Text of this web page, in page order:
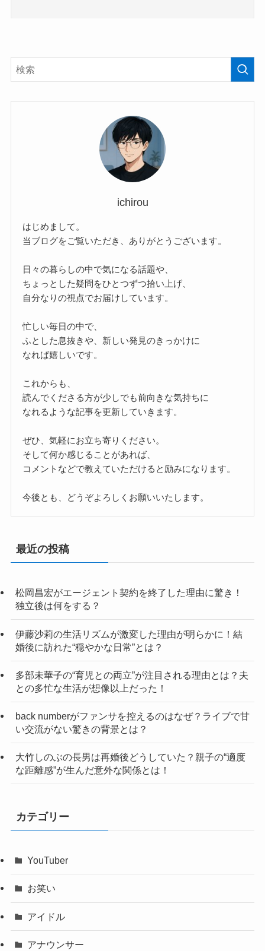
ichirou
はじめまして。
当ブログをご覧いただき、ありがとうございます。
日々の暮らしの中で気になる話題や、
ちょっとした疑問をひとつずつ拾い上げ、
自分なりの視点でお届けしています。
忙しい毎日の中で、
ふとした息抜きや、新しい発見のきっかけに
なれば嬉しいです。
これからも、
読んでくださる方が少しでも前向きな気持ちに
なれるような記事を更新していきます。
ぜひ、気軽にお立ち寄りください。
そして何か感じることがあれば、
コメントなどで教えていただけると励みになります。
今後とも、どうぞよろしくお願いいたします。
最近の投稿
松岡昌宏がエージェント契約を終了した理由に驚き！
独立後は何をする？
伊藤沙莉の生活リズムが激変した理由が明らかに！結
婚後に訪れた“穏やかな日常”とは？
多部未華子の“育児との両立”が注目される理由とは？夫
との多忙な生活が想像以上だった！
back numberがファンサを控えるのはなぜ？ライブで甘
い交流がない驚きの背景とは？
大竹しのぶの長男は再婚後どうしていた？親子の“適度
な距離感”が生んだ意外な関係とは！
カテゴリー
YouTuber
お笑い
アイドル
アナウンサー